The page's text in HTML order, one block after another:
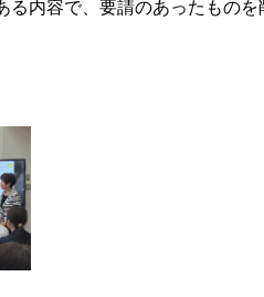
る内容で、要請のあったもの